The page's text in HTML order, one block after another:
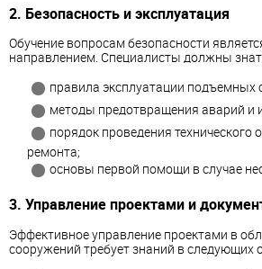
2. Безопасность и эксплуатация
Обучение вопросам безопасности
направлением. Специалисты должны
правила эксплуатации подъемных
методы предотвращения аварий и
порядок проведения технического
ремонта;
основы первой помощи в случае
3. Управление проектами и
Эффективное управление проектами в
сооружений требует знаний в следующих